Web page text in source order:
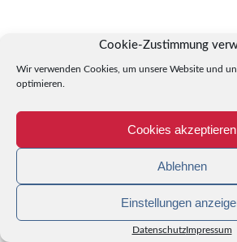
Cookie-Zustimmung
Wir verwenden Cookies, um unsere Website und
optimieren.
Cookies akzeptieren
Ablehnen
Einstellungen
DatenschutzImpressum